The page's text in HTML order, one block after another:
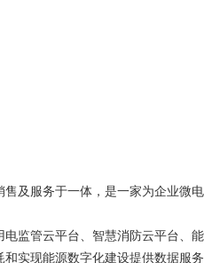
售及服务于一体，是一家为企业微电
监管云平台、智慧消防云平台、
和实现能源数字化建设提供数据服务